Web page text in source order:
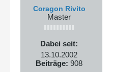
Coragon Rivito
Master
Dabei seit:
13.10.2002
Beiträge: 908